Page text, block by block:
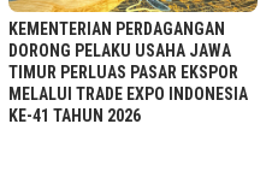
KEMENTERIAN PERDAGANGAN
DORONG PELAKU USAHA JAWA
TIMUR PERLUAS PASAR EKSPOR
MELALUI TRADE EXPO INDONESIA
KE-41 TAHUN 2026